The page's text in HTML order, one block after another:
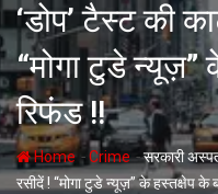
‘डोप’ टैस्ट की
“मोगा टुडे न्यूज़”
रिफंड !!
Home-Crime-सरकारी
रसीदें ! “मोगा टुडे न्यूज़” के हस्तक्षेप के